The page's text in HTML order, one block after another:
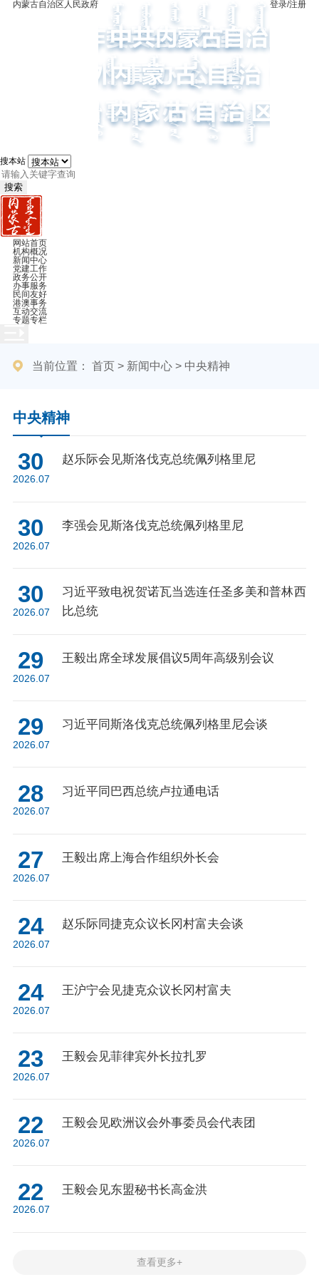
内蒙古自治区人民政府 登录/注册
搜本站
搜索
网站首页
机构概况
新闻中心
党建工作
政务公开
办事服务
民间友好
港澳事务
互动交流
专题专栏
当前位置： 首页> 新闻中心> 中央精神
中央精神
30
2026.07
赵乐际会见斯洛伐克总统佩列格里尼
30
2026.07
李强会见斯洛伐克总统佩列格里尼
30
2026.07
习近平致电祝贺诺瓦当选连任圣多美和普林西
比总统
29
2026.07
王毅出席全球发展倡议5周年高级别会议
29
2026.07
习近平同斯洛伐克总统佩列格里尼会谈
28
2026.07
习近平同巴西总统卢拉通电话
27
2026.07
王毅出席上海合作组织外长会
24
2026.07
赵乐际同捷克众议长冈村富夫会谈
24
2026.07
王沪宁会见捷克众议长冈村富夫
23
2026.07
王毅会见菲律宾外长拉扎罗
22
2026.07
王毅会见欧洲议会外事委员会代表团
22
2026.07
王毅会见东盟秘书长高金洪
查看更多+